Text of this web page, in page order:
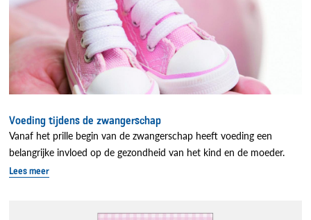
Voeding tijdens de zwangerschap
Vanaf het prille begin van de zwangerschap heeft voeding een
belangrijke invloed op de gezondheid van het kind en de moeder.
Lees meer